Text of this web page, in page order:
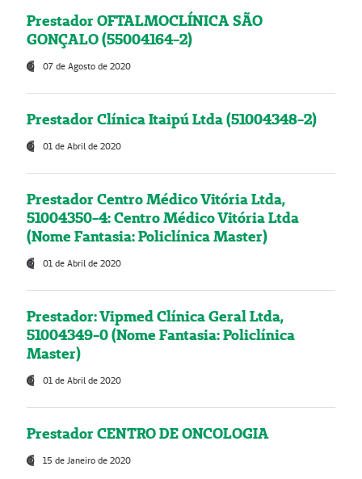
Prestador OFTALMOCLÍNICA SÃO
GONÇALO (55004164-2)
07 de Agosto de 2020
Prestador Clínica Itaipú Ltda (51004348-2)
01 de Abril de 2020
Prestador Centro Médico Vitória Ltda,
51004350-4: Centro Médico Vitória Ltda
(Nome Fantasia: Policlínica Master)
01 de Abril de 2020
Prestador: Vipmed Clínica Geral Ltda,
51004349-0 (Nome Fantasia: Policlínica
Master)
01 de Abril de 2020
Prestador CENTRO DE ONCOLOGIA
15 de Janeiro de 2020